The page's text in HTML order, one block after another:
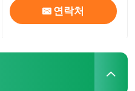
연락처